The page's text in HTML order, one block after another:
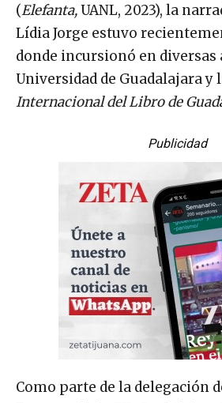
(Elefanta,UANL, 2023), la
Lídia Jorge estuvo
donde incursionó en diversas
Universidad de Guadalajara y
Internacional del Libro de
Publicidad
Como parte de la delegación